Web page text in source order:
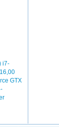
i7-
GTX